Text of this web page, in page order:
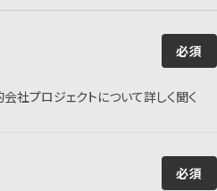
必須
社プロジェクトについて詳しく聞く
必須